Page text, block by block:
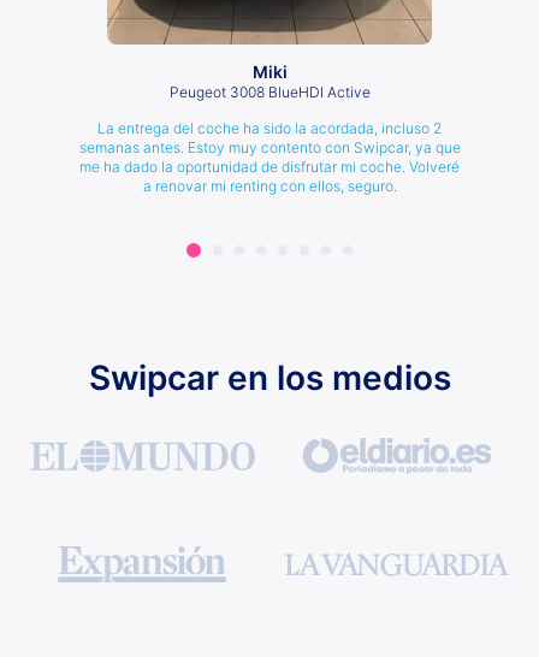
Miki
Peugeot 3008 BlueHDI Active
La entrega del coche ha sido la acordada, incluso 2
semanas antes. Estoy muy contento con Swipcar, ya que
me ha dado la oportunidad de disfrutar mi coche. Volveré
a renovar mi renting con ellos, seguro.
Swipcar en los medios